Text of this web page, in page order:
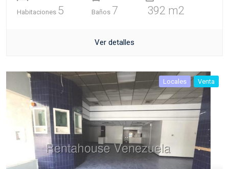
Habitaciones 5 Baños 7 392 m2
Ver detalles
Locales Venta